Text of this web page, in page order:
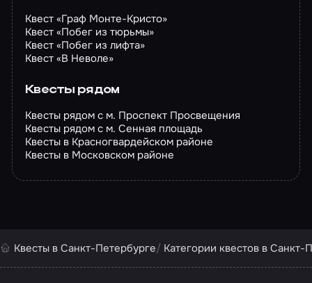
Квест «Граф Монте-Кристо»
Квест «Побег из тюрьмы»
Квест «Побег из лифта»
Квест «В Неволе»
Квесты рядом
Квесты рядом с м. Проспект Просвещения
Квесты рядом с м. Сенная площадь
Квесты в Красногвардейском районе
Квесты в Московском районе
Квесты в Санкт-Петербурге Категории квестов в Санкт-